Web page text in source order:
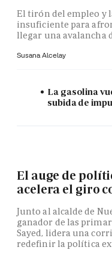
El tirón del empleo y
insuficiente para
llegar una avalancha
Susana Alcelay
La gasolina
subida de
El auge de
acelera el giro
Junto al alcalde de
ganador de las
Sayed, lidera una
redefinir la política